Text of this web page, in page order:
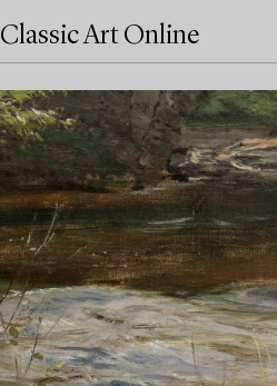
Classic Art Online